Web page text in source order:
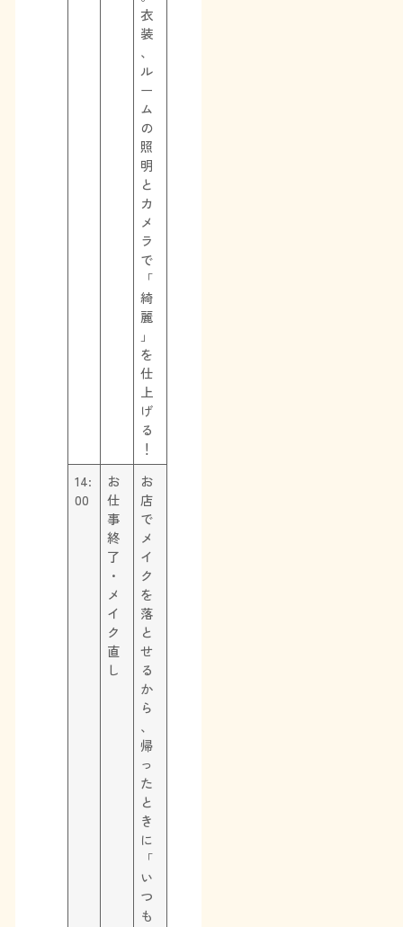
衣
装
、
ル
ー
ム
の
照
明
と
カ
メ
ラ
で
「
綺
麗
」
を
仕
上
げ
る
！
14:
00
お
仕
事
終
了
・
メ
イ
ク
直
し
お
店
で
メ
イ
ク
を
落
と
せ
る
か
ら
、
帰
っ
た
と
き
に
「
い
つ
も